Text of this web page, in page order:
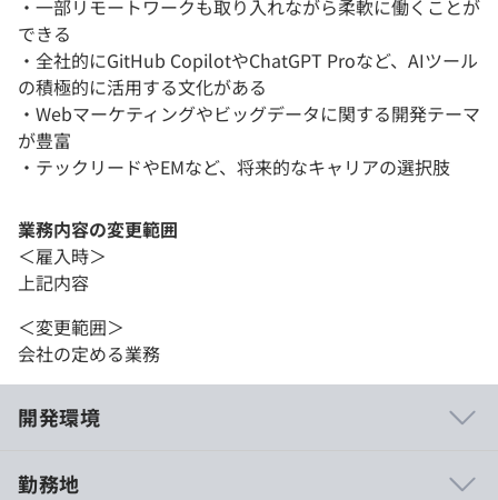
・一部リモートワークも取り入れながら柔軟に働くことが
できる
・全社的にGitHub CopilotやChatGPT Proなど、AIツール
の積極的に活用する文化がある
・Webマーケティングやビッグデータに関する開発テーマ
が豊富
・テックリードやEMなど、将来的なキャリアの選択肢
業務内容の変更範囲
＜雇入時＞
上記内容
＜変更範囲＞
会社の定める業務
開発環境
勤務地